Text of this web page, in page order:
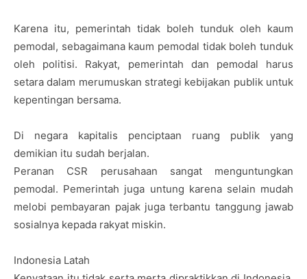
Karena itu, pemerintah tidak boleh tunduk oleh kaum
pemodal, sebagaimana kaum pemodal tidak boleh tunduk
oleh politisi. Rakyat, pemerintah dan pemodal harus
setara dalam merumuskan strategi kebijakan publik untuk
kepentingan bersama.
Di negara kapitalis penciptaan ruang publik yang
demikian itu sudah berjalan.
Peranan CSR perusahaan sangat menguntungkan
pemodal. Pemerintah juga untung karena selain mudah
melobi pembayaran pajak juga terbantu tanggung jawab
sosialnya kepada rakyat miskin.
Indonesia Latah